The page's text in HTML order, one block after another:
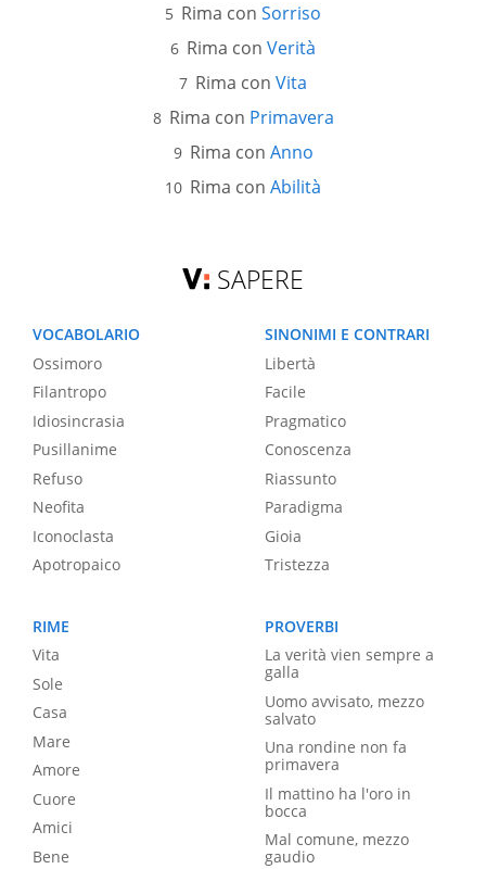
Rima con Sorriso
Rima con Verità
Rima con Vita
Rima con Primavera
Rima con Anno
Rima con Abilità
SAPERE
VOCABOLARIO
Ossimoro
Filantropo
Idiosincrasia
Pusillanime
Refuso
Neofita
Iconoclasta
Apotropaico
SINONIMI E CONTRARI
Libertà
Facile
Pragmatico
Conoscenza
Riassunto
Paradigma
Gioia
Tristezza
RIME
Vita
Sole
Casa
Mare
Amore
Cuore
Amici
Bene
PROVERBI
La verità vien sempre a
galla
Uomo avvisato, mezzo
salvato
Una rondine non fa
primavera
Il mattino ha l'oro in
bocca
Mal comune, mezzo
gaudio